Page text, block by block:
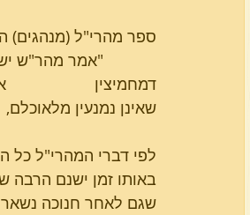
ספר מהרי"ל (מנהגים)
דמחמיצין
שאינן נמנעין
לפי דברי המהרי"ל כל
באותו זמן ישנם הרבה
שגם לאחר חנוכה